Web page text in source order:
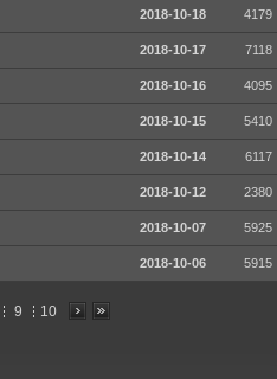
2018-10-18 4179
2018-10-17 7118
2018-10-16 4095
2018-10-15 5410
2018-10-14 6117
2018-10-12 2380
2018-10-07 5925
2018-10-06 5915
9 10